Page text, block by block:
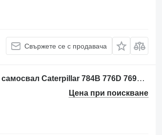
Свържете се с продавача
Блок за управление SWITCH 8C-5681 за съчленен самосвал Caterpillar 784B 776D 769C 773D 769D 768C
Цена при поискване